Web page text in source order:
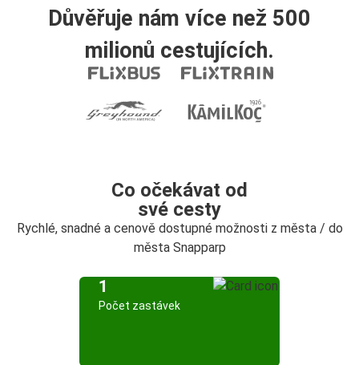
Důvěřuje nám více než 500
milionů cestujících.
Co očekávat od
své cesty
Rychlé, snadné a cenově dostupné možnosti z města / do
města Snapparp
1
Počet zastávek